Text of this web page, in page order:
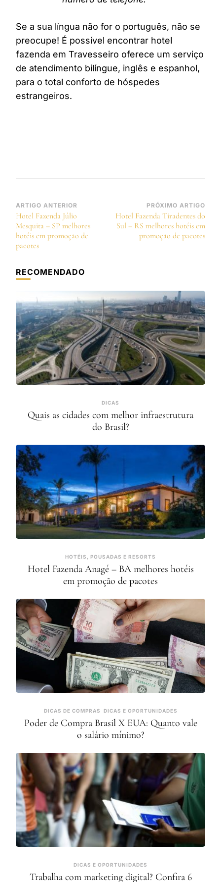
Se a sua língua não for o português, não se
preocupe! É possível encontrar hotel
fazenda em Travesseiro oferece um serviço
de atendimento bilíngue, inglês e espanhol,
para o total conforto de hóspedes
estrangeiros.
Navegação
de
post
ARTIGO ANTERIOR
Hotel Fazenda Júlio
Mesquita – SP melhores
hotéis em promoção de
pacotes
PRÓXIMO ARTIGO
Hotel Fazenda Tiradentes do
Sul – RS melhores hotéis em
promoção de pacotes
RECOMENDADO
DICAS
Quais as cidades com melhor infraestrutura
do Brasil?
HOTÉIS, POUSADAS E RESORTS
Hotel Fazenda Anagé – BA melhores hotéis
em promoção de pacotes
DICAS DE COMPRAS DICAS E OPORTUNIDADES
Poder de Compra Brasil X EUA: Quanto vale
o salário mínimo?
DICAS E OPORTUNIDADES
Trabalha com marketing digital? Confira 6